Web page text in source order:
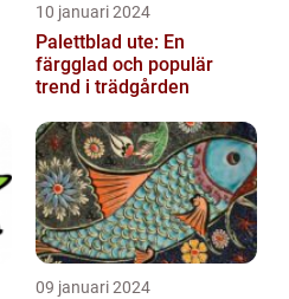
10 januari 2024
Palettblad ute: En
färgglad och populär
trend i trädgården
09 januari 2024